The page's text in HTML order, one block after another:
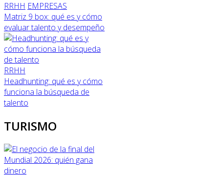
RRHH EMPRESAS
Matriz 9 box: qué es y cómo
evaluar talento y desempeño
RRHH
Headhunting: qué es y cómo
funciona la búsqueda de
talento
TURISMO